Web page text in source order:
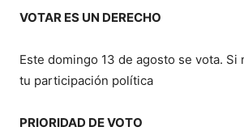
VOTAR ES UN DERECHO
Este domingo 13 de agosto se vota.
tu participación política
PRIORIDAD DE VOTO